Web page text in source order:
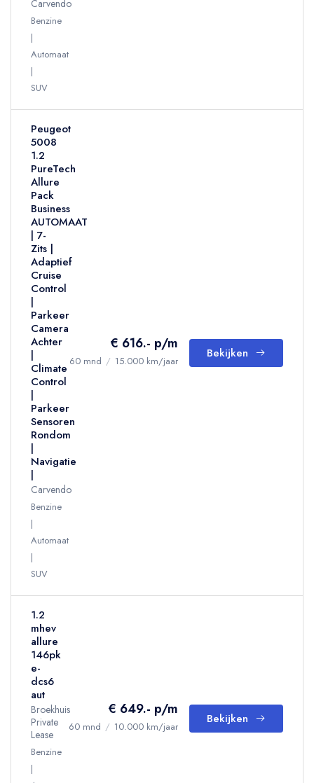
Carvendo
Benzine
Automaat
SUV
Peugeot
5008
1.2
PureTech
Allure
Pack
Business
AUTOMAAT
| 7-
Zits |
Adaptief
Cruise
Control
|
Parkeer
Camera
Achter
|
Climate
Control
|
Parkeer
Sensoren
Rondom
|
Navigatie
|
Carvendo
Benzine
Automaat
SUV
€ 616.- p/m
60 mnd / 15.000 km/jaar
Bekijken
1.2
mhev
allure
146pk
e-
dcs6
aut
Broekhuis
Private
Lease
Benzine
€ 649.- p/m
60 mnd / 10.000 km/jaar
Bekijken